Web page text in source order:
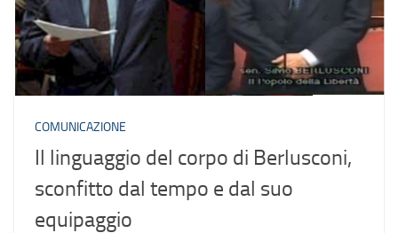
COMUNICAZIONE
Il linguaggio del corpo di Berlusconi,
sconfitto dal tempo e dal suo
equipaggio